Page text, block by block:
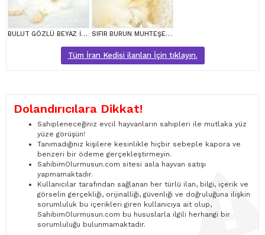
BULUT GÖZLÜ BEYAZ İRAN PERSİAN SIFIR BURUN MUHTEŞEM KALİTE İRAN PERSİAN
Tüm İran Kedisi ilanları İçin tıklayın.
Dolandırıcılara Dikkat!
Sahipleneceğiniz evcil hayvanların sahipleri ile mutlaka yüz
yüze görüşün!
Tanımadığınız kişilere kesinlikle hiçbir sebeple kapora ve
benzeri bir ödeme gerçekleştirmeyin.
SahibimOlurmusun.com sitesi asla hayvan satışı
yapmamaktadır.
Kullanıcılar tarafından sağlanan her türlü ilan, bilgi, içerik ve
görselin gerçekliği, orijinalliği, güvenliği ve doğruluğuna ilişkin
sorumluluk bu içerikleri giren kullanıcıya ait olup,
SahibimOlurmusun.com bu hususlarla ilgili herhangi bir
sorumluluğu bulunmamaktadır.